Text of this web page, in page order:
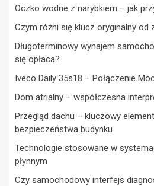
Oczko wodne z narybkiem – jak
Czym różni się klucz oryginalny od
Długoterminowy wynajem
się opłaca?
Iveco Daily 35s18 – Połączenie
Dom atrialny – współczesna
Przegląd dachu – kluczowy
bezpieczeństwa budynku
Technologie stosowane w
płynnym
Czy samochodowy interfejs